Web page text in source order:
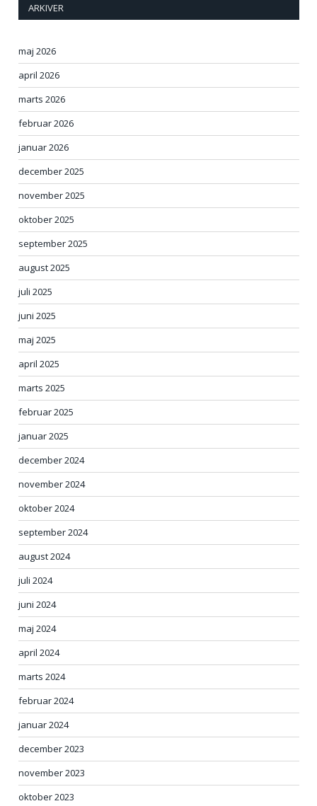
ARKIVER
maj 2026
april 2026
marts 2026
februar 2026
januar 2026
december 2025
november 2025
oktober 2025
september 2025
august 2025
juli 2025
juni 2025
maj 2025
april 2025
marts 2025
februar 2025
januar 2025
december 2024
november 2024
oktober 2024
september 2024
august 2024
juli 2024
juni 2024
maj 2024
april 2024
marts 2024
februar 2024
januar 2024
december 2023
november 2023
oktober 2023